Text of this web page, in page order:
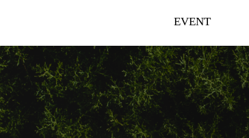
EVENT
홈캠 100%
지급 Event
홈캠 100%